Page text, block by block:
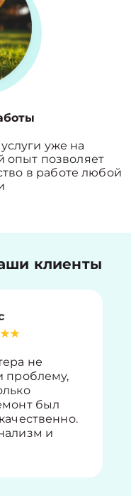
уже на
опыт позволяет
в работе любой
клиенты
не
проблему,
был
и